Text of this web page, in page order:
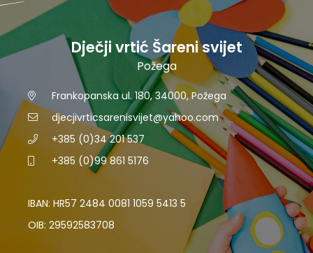
Dječji vrtić Šareni svijet
Požega
Frankopanska ul. 180, 34000, Požega
djecjivrticsarenisvijet@yahoo.com
+385 (0)34 201 537
+385 (0)99 861 5176
IBAN: HR57 2484 0081 1059 5413 5
OIB: 29592583708